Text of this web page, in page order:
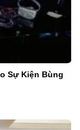
Sự Kiện Bùng